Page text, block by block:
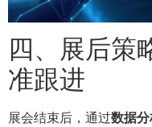
四、展后策
准跟进
展会结束后，通过数据